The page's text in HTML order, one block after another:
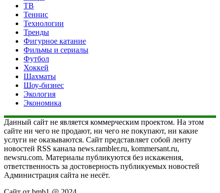
ТВ
Теннис
Технологии
Тренды
Фигурное катание
Фильмы и сериалы
Футбол
Хоккей
Шахматы
Шоу-бизнес
Экология
Экономика
Данный сайт не является коммерческим проектом. На этом
сайте ни чего не продают, ни чего не покупают, ни какие
услуги не оказываются. Сайт представляет собой ленту
новостей RSS канала news.rambler.ru, kommersant.ru,
newsru.com. Материалы публикуются без искажения,
ответственность за достоверность публикуемых новостей
Администрация сайта не несёт.